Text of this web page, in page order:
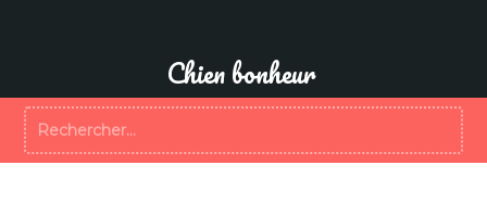
Chien bonheur
Rechercher :